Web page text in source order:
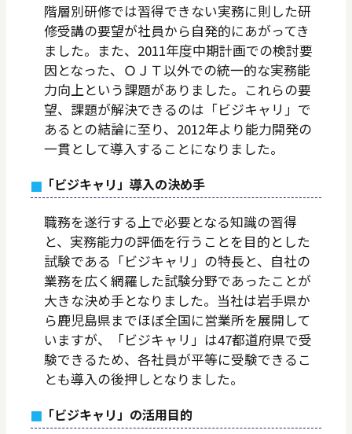
階層別研修では習得できない実務に則した研
修受講の要望が社員から自発的にあがってき
ました。また、2011年度中期計画での検討要
因となった、ＯＪＴ以外での統一的な実務能
力向上という課題がありました。これらの要
望、課題が解決できるのは「ビジキャリ」で
あるとの結論に至り、2012年より能力開発の
一貫として導入することになりました。
「ビジキャリ」導入の決め手
職務を遂行する上で必要となる知識の習得
と、実務能力の評価を行うことを目的とした
試験である「ビジキャリ」の特長と、自社の
業務を広く網羅した試験分野であったことが
大きな決め手となりました。当社は岩手県か
ら鹿児島県までほぼ全国に営業所を展開して
いますが、「ビジキャリ」は47都道府県で受
験できるため、各社員が平等に受験できるこ
とも導入の後押しとなりました。
「ビジキャリ」の活用目的